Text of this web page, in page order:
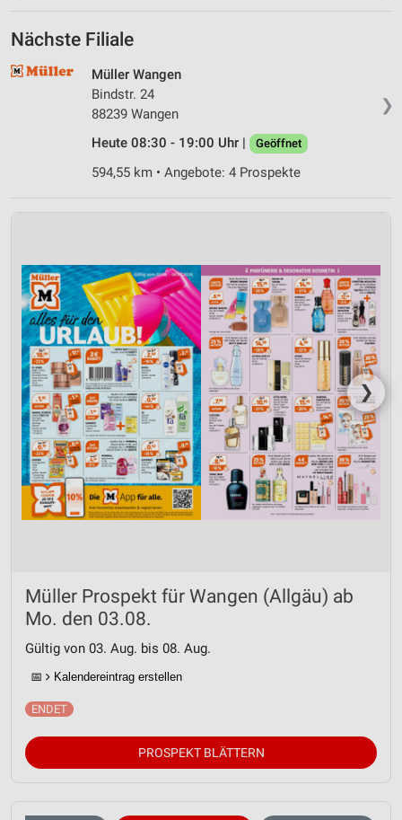
Nächste Filiale
❯
Müller Wangen
Bindstr. 24
88239 Wangen
Heute 08:30 - 19:00 Uhr |
Geöffnet
594,55 km • Angebote: 4 Prospekte
❯
Müller Prospekt für Wangen (Allgäu) ab
Mo. den 03.08.
Gültig von 03. Aug. bis 08. Aug.
📅 Kalendereintrag erstellen
PROSPEKT BLÄTTERN